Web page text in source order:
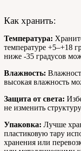
Как хранить:
Температура:
температуре +5–+18
ниже -35 градусов
Влажность:
высокая влажность
Защита от света:
не изменить
Упаковка: Лучше
пластиковую тару
хранения или